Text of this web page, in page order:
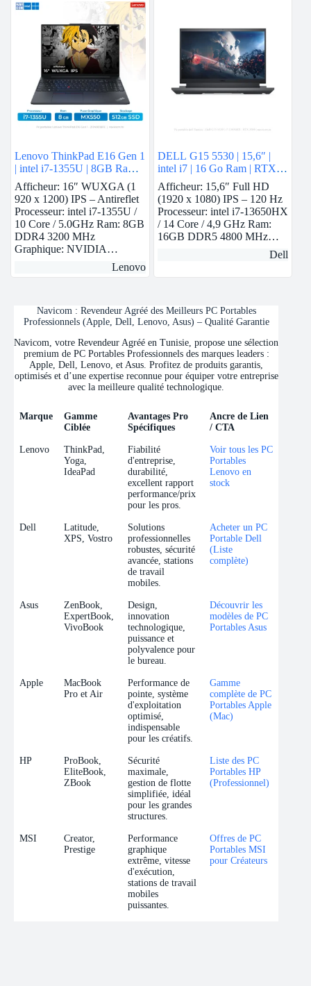
Lenovo ThinkPad E16 Gen 1
| intel i7-1355U | 8GB Ram |
Nvidia MX550 | 512GB
SSD
Afficheur: 16″ WUXGA (1
920 x 1200) IPS – Antireflet
Processeur: intel i7-1355U /
10 Core / 5.0GHz Ram: 8GB
DDR4 3200 MHz
Graphique: NVIDIA…
Lenovo
DELL G15 5530 | 15,6″ |
intel i7 | 16 Go Ram | RTX
3050
Afficheur: 15,6″ Full HD
(1920 x 1080) IPS – 120 Hz
Processeur: intel i7-13650HX
/ 14 Core / 4,9 GHz Ram:
16GB DDR5 4800 MHz…
Dell
Navicom : Revendeur Agréé des Meilleurs PC Portables
Professionnels (Apple, Dell, Lenovo, Asus) – Qualité Garantie
Navicom, votre Revendeur Agréé en Tunisie, propose une sélection
premium de PC Portables Professionnels des marques leaders :
Apple, Dell, Lenovo, et Asus. Profitez de produits garantis,
optimisés et d’une expertise reconnue pour équiper votre entreprise
avec la meilleure qualité technologique.
Marque
Gamme
Ciblée
Avantages Pro
Spécifiques
Ancre de Lien
/ CTA
Marque
Gamme
Ciblée
Avantages Pro
Spécifiques
Ancre de Lien
/ CTA
Lenovo
ThinkPad,
Yoga,
IdeaPad
Fiabilité
d'entreprise,
durabilité,
excellent rapport
performance/prix
pour les pros.
Voir tous les PC
Portables
Lenovo en
stock
Dell
Latitude,
XPS, Vostro
Solutions
professionnelles
robustes, sécurité
avancée, stations
de travail
mobiles.
Acheter un PC
Portable Dell
(Liste
complète)
Asus
ZenBook,
ExpertBook,
VivoBook
Design,
innovation
technologique,
puissance et
polyvalence pour
le bureau.
Découvrir les
modèles de PC
Portables Asus
Apple
MacBook
Pro et Air
Performance de
pointe, système
d'exploitation
optimisé,
indispensable
pour les créatifs.
Gamme
complète de PC
Portables Apple
(Mac)
HP
ProBook,
EliteBook,
ZBook
Sécurité
maximale,
gestion de flotte
simplifiée, idéal
pour les grandes
structures.
Liste des PC
Portables HP
(Professionnel)
MSI
Creator,
Prestige
Performance
graphique
extrême, vitesse
d'exécution,
stations de travail
mobiles
puissantes.
Offres de PC
Portables MSI
pour Créateurs